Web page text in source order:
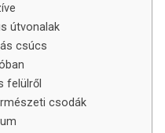
útvonalak
csúcs
felülről
csodák